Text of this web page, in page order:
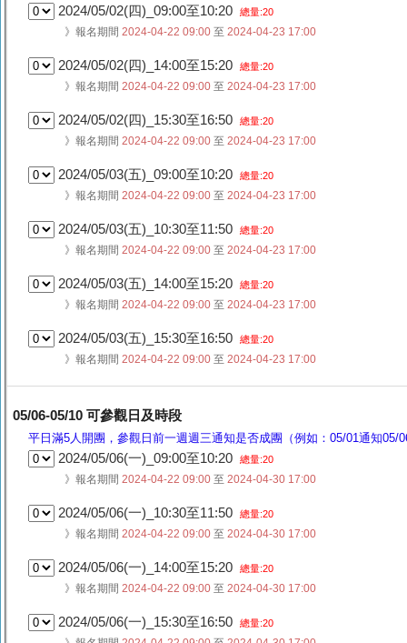
2024/05/02(四)_09:00至10:20 總量:20
》報名期間 2024-04-22 09:00 至 2024-04-23 17:00
2024/05/02(四)_14:00至15:20 總量:20
》報名期間 2024-04-22 09:00 至 2024-04-23 17:00
2024/05/02(四)_15:30至16:50 總量:20
》報名期間 2024-04-22 09:00 至 2024-04-23 17:00
2024/05/03(五)_09:00至10:20 總量:20
》報名期間 2024-04-22 09:00 至 2024-04-23 17:00
2024/05/03(五)_10:30至11:50 總量:20
》報名期間 2024-04-22 09:00 至 2024-04-23 17:00
2024/05/03(五)_14:00至15:20 總量:20
》報名期間 2024-04-22 09:00 至 2024-04-23 17:00
2024/05/03(五)_15:30至16:50 總量:20
》報名期間 2024-04-22 09:00 至 2024-04-23 17:00
05/06-05/10 可參觀日及時段
平日滿5人開團，參觀日前一週週三通知是否成團（例如：05/01通知05/
2024/05/06(一)_09:00至10:20 總量:20
》報名期間 2024-04-22 09:00 至 2024-04-30 17:00
2024/05/06(一)_10:30至11:50 總量:20
》報名期間 2024-04-22 09:00 至 2024-04-30 17:00
2024/05/06(一)_14:00至15:20 總量:20
》報名期間 2024-04-22 09:00 至 2024-04-30 17:00
2024/05/06(一)_15:30至16:50 總量:20